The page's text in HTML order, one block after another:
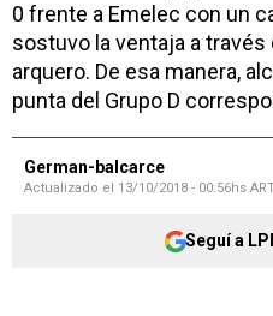
0 frente a Emelec con un
sostuvo la ventaja a través
arquero. De esa manera,
punta del Grupo D
German-balcarce
Actualizado el 13/10/2018 - 00:56hs
Seguí a